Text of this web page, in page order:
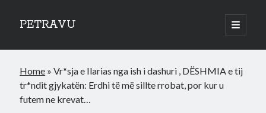
PETRAVU
open
primary
Sidebar
Bank
Credit Cards
Uncategorized
Home »Vr*sja e Ilarias nga ish i dashuri , DËSHMIA e tij
tr*ndit gjykatën: Erdhi të më sillte rrobat, por kur u
futem ne krevat…